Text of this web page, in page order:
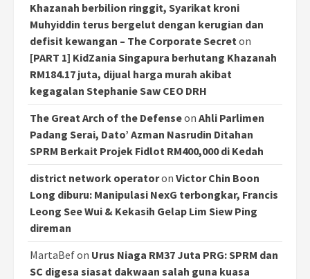
Khazanah berbilion ringgit, Syarikat kroni
Muhyiddin terus bergelut dengan kerugian dan
defisit kewangan – The Corporate Secret on
[PART 1] KidZania Singapura berhutang Khazanah
RM184.17 juta, dijual harga murah akibat
kegagalan Stephanie Saw CEO DRH
The Great Arch of the Defenseon Ahli Parlimen
Padang Serai, Dato’ Azman Nasrudin Ditahan
SPRM Berkait Projek Fidlot RM400,000 di Kedah
district network operatoron Victor Chin Boon
Long diburu: Manipulasi NexG terbongkar, Francis
Leong See Wui & Kekasih Gelap Lim Siew Ping
direman
MartaBefon Urus Niaga RM37 Juta PRG: SPRM dan
SC digesa siasat dakwaan salah guna kuasa